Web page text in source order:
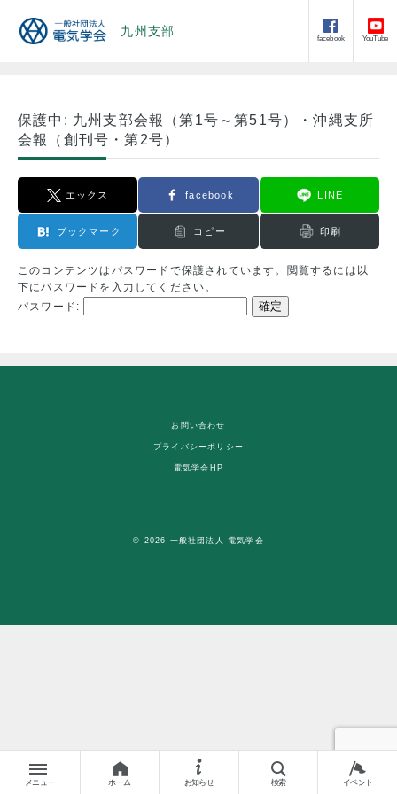
九州支部
facebook YouTube
メニュー ホーム お知らせ 検索 イベント
保護中: 九州支部会報（第1号～第51号）・沖縄支所
会報（創刊号・第2号）
エックス facebook LINE
ブックマーク コピー 印刷
このコンテンツはパスワードで保護されています。閲覧するには以
下にパスワードを入力してください。
パスワード:
お問い合わせ
プライバシーポリシー
電気学会HP
© 2026 一般社団法人 電気学会